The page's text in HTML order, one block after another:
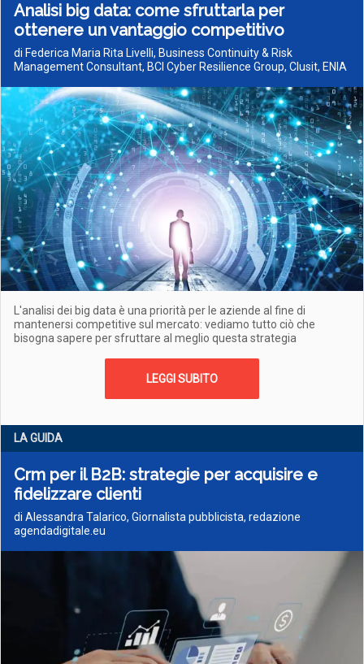
Analisi big data: come sfruttarla per
ottenere un vantaggio competitivo
di Federica Maria Rita Livelli, Business Continuity & Risk
Management Consultant, BCI Cyber Resilience Group, Clusit, ENIA
L'analisi dei big data è una priorità per le aziende al fine di
mantenersi competitive sul mercato: vediamo tutto ciò che
bisogna sapere per sfruttare al meglio questa strategia
LEGGI SUBITO
LA GUIDA
Crm per il B2B: strategie per acquisire e
fidelizzare clienti
di Alessandra Talarico, Giornalista pubblicista, redazione
agendadigitale.eu